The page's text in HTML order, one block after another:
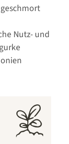
Nutz- und